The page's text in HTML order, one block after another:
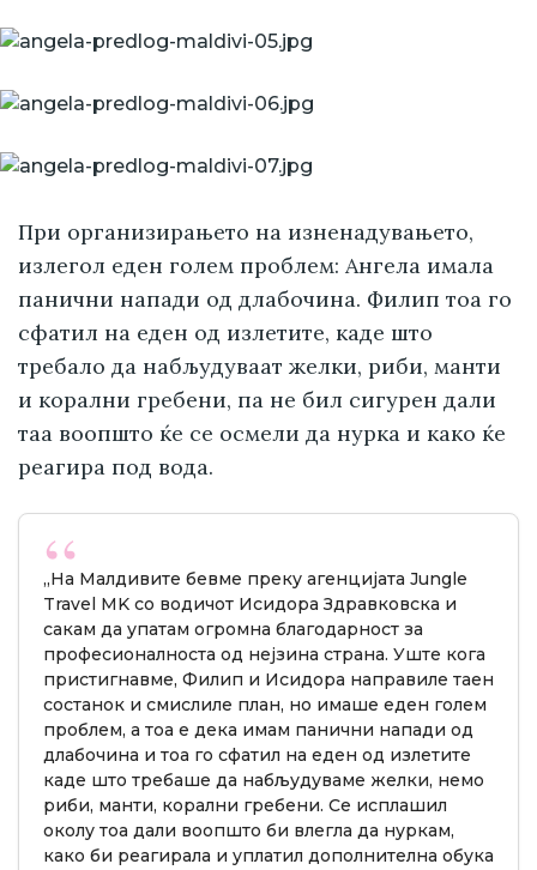
При организирањето на изненадувањето,
излегол еден голем проблем: Ангела имала
панични напади од длабочина. Филип тоа го
сфатил на еден од излетите, каде што
требало да набљудуваат желки, риби, манти
и корални гребени, па не бил сигурен дали
таа воопшто ќе се осмели да нурка и како ќе
реагира под вода.
„На Малдивите бевме преку агенцијата Jungle
Travel MK со водичот Исидора Здравковска и
сакам да упатам огромна благодарност за
професионалноста од нејзина страна. Уште кога
пристигнавме, Филип и Исидора направиле таен
состанок и смислиле план, но имаше еден голем
проблем, а тоа е дека имам панични напади од
длабочина и тоа го сфатил на еден од излетите
каде што требаше да набљудуваме желки, немо
риби, манти, корални гребени. Се исплашил
околу тоа дали воопшто би влегла да нуркам,
како би реагирала и уплатил дополнителна обука